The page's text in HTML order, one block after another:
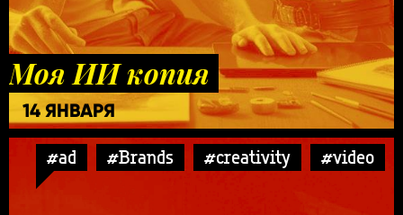
Моя ИИ копия
14 ЯНВАРЯ
#ad #Brands #creativity #video